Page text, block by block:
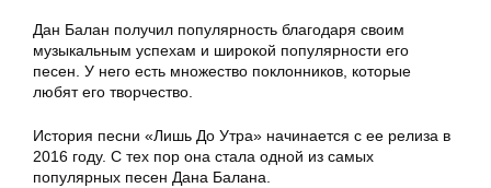
Дан Балан получил популярность благодаря своим
музыкальным успехам и широкой популярности его
песен. У него есть множество поклонников, которые
любят его творчество.
История песни «Лишь До Утра» начинается с ее релиза в
2016 году. С тех пор она стала одной из самых
популярных песен Дана Балана.